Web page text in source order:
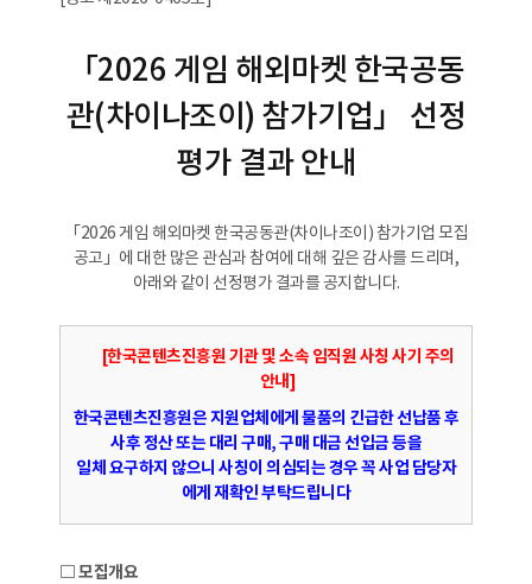
「2026 게임 해외마켓 한국공동
관(차이나조이) 참가기업」 선정
평가 결과 안내
「2026 게임 해외마켓 한국공동관(차이나조이) 참가기업 모집
공고」에 대한 많은 관심과 참여에 대해 깊은 감사를 드리며,
아래와 같이 선정평가 결과를 공지합니다.
[한국콘텐츠진흥원 기관 및 소속 임직원 사칭 사기 주의
안내]
한국콘텐츠진흥원은 지원업체에게 물품의 긴급한 선납품 후
사후 정산 또는 대리 구매, 구매 대금 선입금 등을
일체 요구하지 않으니 사칭이 의심되는 경우 꼭 사업 담당자
에게 재확인 부탁드립니다
□ 모집개요